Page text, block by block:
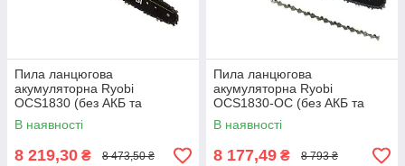
Пила ланцюгова
акумуляторна Ryobi
OCS1830 (без АКБ та
зарядного пристрою)
В наявності
8 219,30 ₴ 8 473,50 ₴
Пила ланцюгова
акумуляторна Ryobi
OCS1830-ОС (без АКБ та
зарядного пристрою)
В наявності
8 177,49 ₴ 8 793 ₴